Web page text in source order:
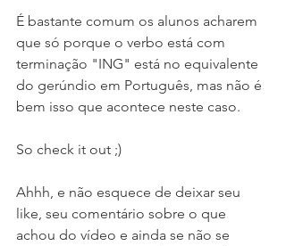
É bastante comum os alunos acharem
que só porque o verbo está com
terminação "ING" está no equivalente
do gerúndio em Português, mas não é
bem isso que acontece neste caso.
So check it out ;)
Ahhh, e não esquece de deixar seu
like, seu comentário sobre o que
achou do vídeo e ainda se não se